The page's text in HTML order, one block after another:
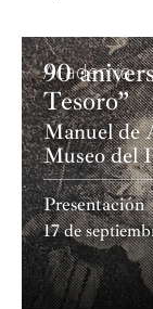
Academia
90
Tesoro”
Manuel de
Museo del
Presentación
17 de